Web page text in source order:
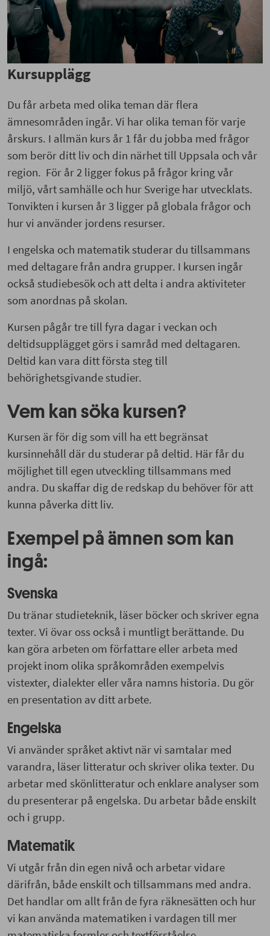
Kursupplägg
Du får arbeta med olika teman där flera
ämnesområden ingår. Vi har olika teman för varje
årskurs. I allmän kurs år 1 får du jobba med frågor
som berör ditt liv och din närhet till Uppsala och vår
region. För år 2 ligger fokus på frågor kring vår
miljö, vårt samhälle och hur Sverige har utvecklats.
Tonvikten i kursen år 3 ligger på globala frågor och
hur vi använder jordens resurser.
I engelska och matematik studerar du tillsammans
med deltagare från andra grupper. I kursen ingår
också studiebesök och att delta i andra aktiviteter
som anordnas på skolan.
Kursen pågår tre till fyra dagar i veckan och
deltidsupplägget görs i samråd med deltagaren.
Deltid kan vara ditt första steg till
behörighetsgivande studier.
Vem kan söka kursen?
Kursen är för dig som vill ha ett begränsat
kursinnehåll där du studerar på deltid. Här får du
möjlighet till egen utveckling tillsammans med
andra. Du skaffar dig de redskap du behöver för att
kunna påverka ditt liv.
Exempel på ämnen som kan
ingå:
Svenska
Du tränar studieteknik, läser böcker och skriver egna
texter. Vi övar oss också i muntligt berättande. Du
kan göra arbeten om författare eller arbeta med
projekt inom olika språkområden exempelvis
vistexter, dialekter eller våra namns historia. Du gör
en presentation av ditt arbete.
Engelska
Vi använder språket aktivt när vi samtalar med
varandra, läser litteratur och skriver olika texter. Du
arbetar med skönlitteratur och enklare analyser som
du presenterar på engelska. Du arbetar både enskilt
och i grupp.
Matematik
Vi utgår från din egen nivå och arbetar vidare
därifrån, både enskilt och tillsammans med andra.
Det handlar om allt från de fyra räknesätten och hur
vi kan använda matematiken i vardagen till mer